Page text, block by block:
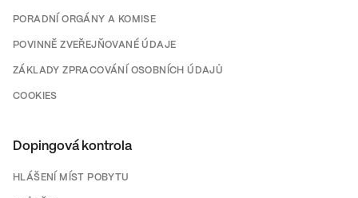
PORADNÍ ORGÁNY A KOMISE
POVINNĚ ZVEŘEJŇOVANÉ ÚDAJE
ZÁKLADY ZPRACOVÁNÍ OSOBNÍCH ÚDAJŮ
COOKIES
Dopingová kontrola
HLÁŠENÍ MÍST POBYTU